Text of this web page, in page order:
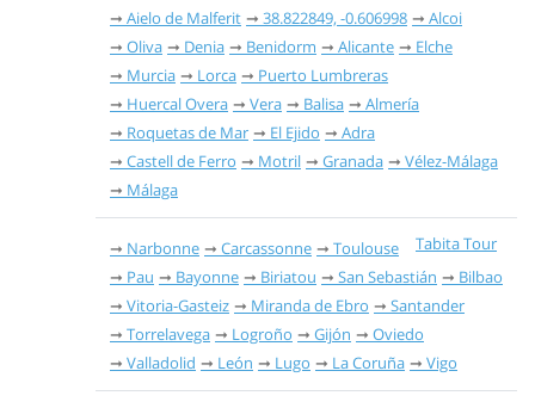
Aielo de Malferit
38.822849, -0.606998
Alcoi
Oliva
Denia Benidorm Alicante
Elche
Murcia
Lorca
Puerto Lumbreras
Huercal Overa
Vera Balisa
Almería
Roquetas de Mar
El Ejido
Adra
Castell de Ferro
Motril Granada
Vélez-Málaga
Málaga
Tabita Tour
Narbonne Carcassonne
Toulouse
Pau
Bayonne Biriatou San Sebastián
Bilbao
Vitoria-Gasteiz
Miranda de Ebro
Santander
Torrelavega
Logroño Gijón
Oviedo
Valladolid
León Lugo La Coruña Vigo